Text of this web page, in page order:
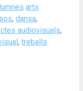
Tags
arts
, dansa,
audiovisuals,
, treballs